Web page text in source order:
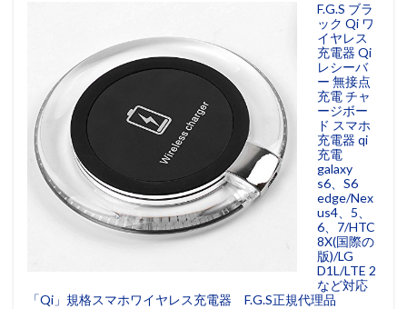
F.G.S ブラ
ック Qi ワ
イヤレス
充電器 Qi
レシーバ
ー 無接点
充電 チャ
ージボー
ド スマホ
充電器 qi
充電
galaxy
s6、S6
edge/Nex
us4、5、
6、7/HTC
8X(国際の
版)/LG
D1L/LTE 2
など対応
「Qi」規格スマホワイヤレス充電器 F.G.S正規代理品